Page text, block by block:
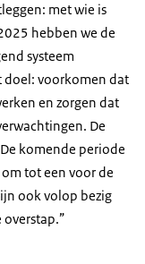
met wie is
hebben we de
systeem
doel: voorkomen dat
en zorgen dat
De
komende periode
tot een voor de
ook volop bezig